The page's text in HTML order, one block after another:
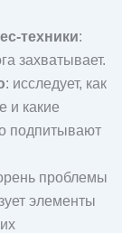
техники:
захватывает.
: исследует, как
и какие
подпитывают
проблемы
элементы